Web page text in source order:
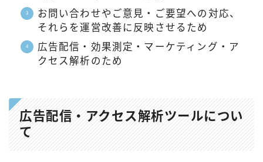
お問い合わせやご意見・ご要望への対応、
それらを運営改善に反映させるため
広告配信・効果測定・マーケティング・ア
クセス解析のため
広告配信・アクセス解析ツールについ
て